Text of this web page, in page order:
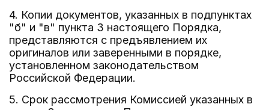
4. Копии документов, указанных в подпунктах
"б" и "в" пункта 3 настоящего Порядка,
представляются с предъявлением их
оригиналов или заверенными в порядке,
установленном законодательством
Российской Федерации.
5. Срок рассмотрения Комиссией указанных в